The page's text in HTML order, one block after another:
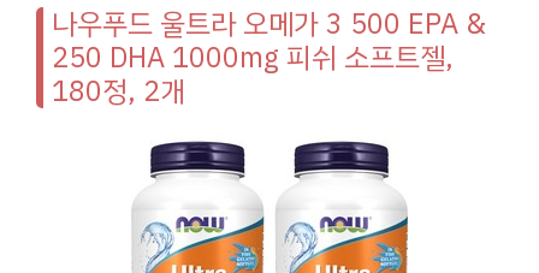
나우푸드 울트라 오메가 3 500 EPA &
250 DHA 1000mg 피쉬 소프트젤,
180정, 2개